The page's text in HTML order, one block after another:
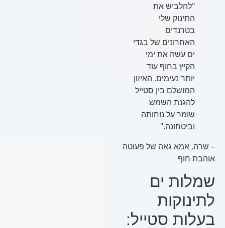
"להלביש את
התינוק שלי
בטרנדים
האחרונים של בגדי
ים עשה את ימי
הקיץ בחוף עוד
יותר נעימים. האיזון
המושלם בין סטייל
להגנת השמש
שומר על נוחותה
וביטחונה."
– שרה, אמא גאה של פעוטה
אוהבת חוף
שמלות ים
לתינוקות
בעלות סטייל: